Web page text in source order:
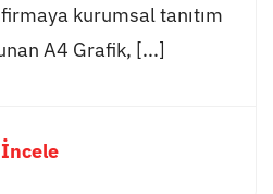
kurumsal tanıtım
A4 Grafik, [...]
İncele